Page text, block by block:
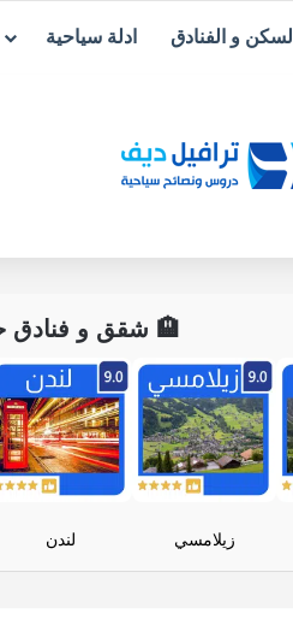
السكن و الفنادق ادلة سياحية
🏨 شقق و فنادق
زيلامسي لندن